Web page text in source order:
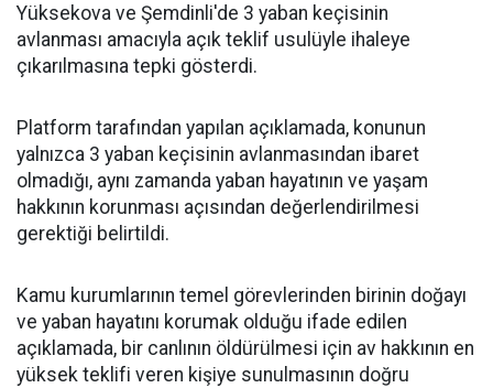
Yüksekova ve Şemdinli'de 3 yaban keçisinin
avlanması amacıyla açık teklif usulüyle ihaleye
çıkarılmasına tepki gösterdi.
Platform tarafından yapılan açıklamada, konunun
yalnızca 3 yaban keçisinin avlanmasından ibaret
olmadığı, aynı zamanda yaban hayatının ve yaşam
hakkının korunması açısından değerlendirilmesi
gerektiği belirtildi.
Kamu kurumlarının temel görevlerinden birinin doğayı
ve yaban hayatını korumak olduğu ifade edilen
açıklamada, bir canlının öldürülmesi için av hakkının en
yüksek teklifi veren kişiye sunulmasının doğru